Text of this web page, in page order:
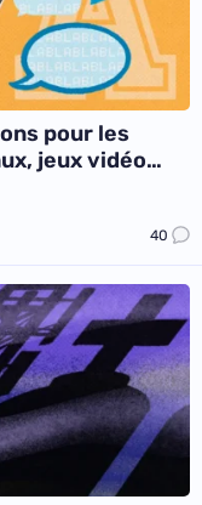
pour les
jeux vidéo…
40